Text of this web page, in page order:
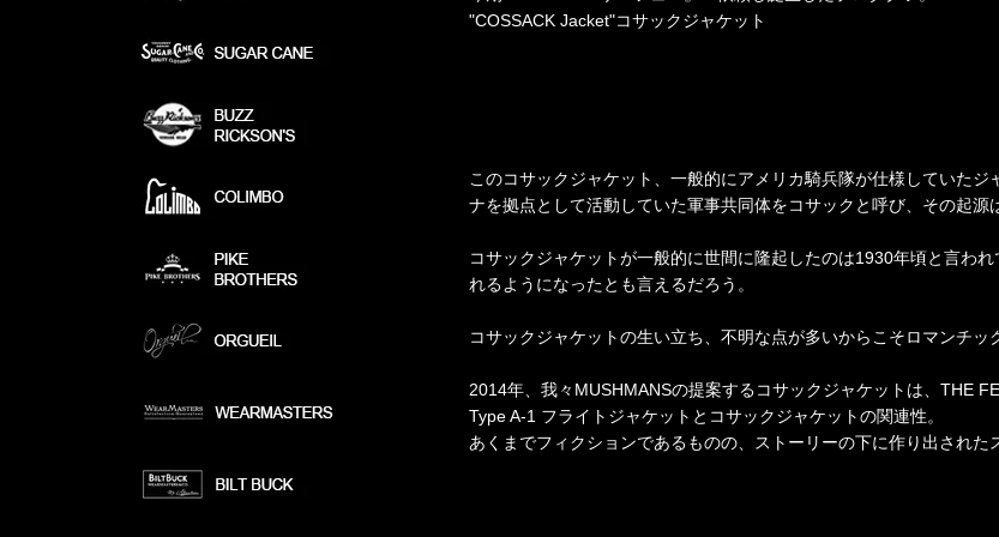
"COSSACK Jacket"コサックジャケット
このコサックジャケット、一般的にアメリカ騎兵隊が仕様していた
ナを拠点として活動していた軍事共同体をコサックと呼び、その起源
コサックジャケットが一般的に世間に隆起したのは1930年頃と言わ
れるようになったとも言えるだろう。
コサックジャケットの生い立ち、不明な点が多いからこそロマンチッ
2014年、我々MUSHMANSの提案するコサックジャケットは、THE
Type A-1 フライトジャケットとコサックジャケットの関連性。
あくまでフィクションであるものの、ストーリーの下に作り出された